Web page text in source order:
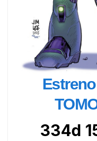
334d